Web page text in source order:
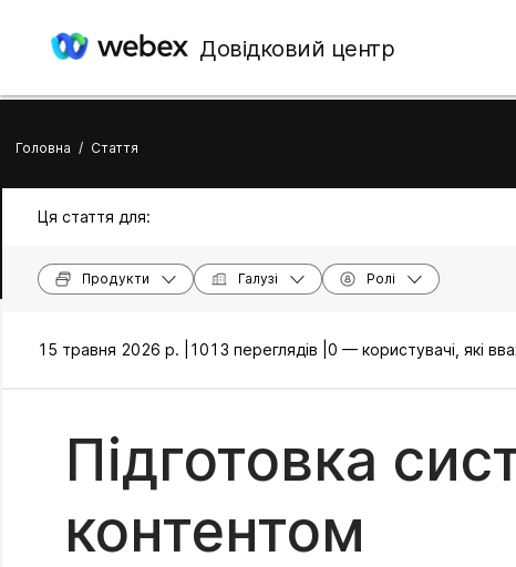
Довідковий центр
Головна / Стаття
Ця стаття для:
Продукти Галузі Ролі
15 травня 2026 р. | 1013 переглядів | 0 — користувачі, які
Підготовка
контентом